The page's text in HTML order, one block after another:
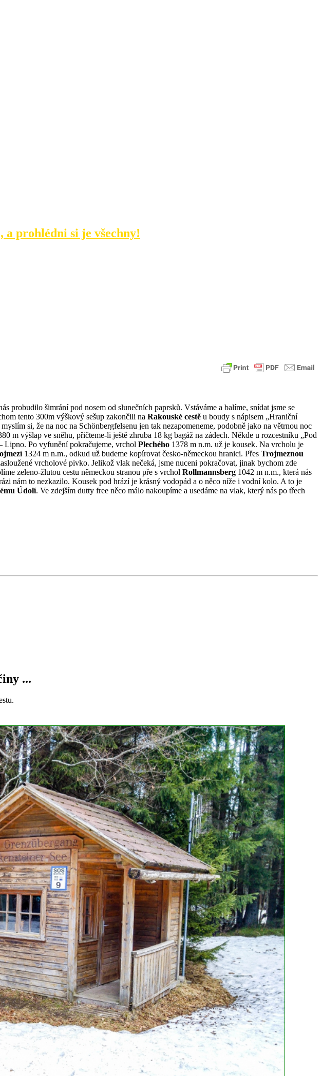
prohlédni si je všechny!
probudilo šimrání pod nosem od slunečních paprsků. Vstáváme a balíme, snídat jsme se
tento 300m výškový sešup zakončili na Rakouské cestě u boudy s nápisem „Hraniční
si, že na noc na Schönbergfelsenu jen tak nezapomeneme, podobně jako na větrnou noc
m výšlap ve sněhu, přičteme-li ještě zhruba 18 kg bagáž na zádech. Někde u rozcestníku „Pod
Lipno. Po vyfunění pokračujeme, vrchol Plechého 1378 m n.m. už je kousek. Na vrcholu je
1324 m n.m., odkud už budeme kopírovat česko-německou hranici. Přes Trojmeznou
vrcholové pivko. Jelikož vlak nečeká, jsme nuceni pokračovat, jinak bychom zde
zeleno-žlutou cestu německou stranou pře s vrchol Rollmannsberg 1042 m n.m., která nás
nám to nezkazilo. Kousek pod hrází je krásný vodopád a o něco níže i vodní kolo. A to je
Údolí. Ve zdejším dutty free něco málo nakoupíme a usedáme na vlak, který nás po třech
...